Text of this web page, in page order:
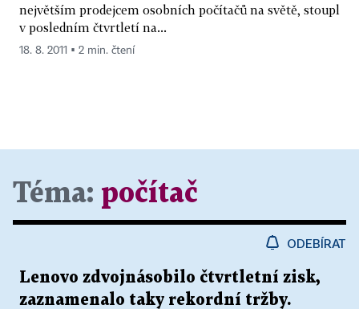
největším prodejcem osobních počítačů na světě, stoupl
v posledním čtvrtletí na...
18. 8. 2011 ▪ 2 min. čtení
Téma: počítač
ODEBÍRAT
Lenovo zdvojnásobilo čtvrtletní zisk,
zaznamenalo taky rekordní tržby.